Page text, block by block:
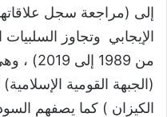
إلى (مراجعة سجل
الإيجابي وتجاوز السلبيات
من 1989
(الجبهة القومية
الكيزان ) كما يصفهم